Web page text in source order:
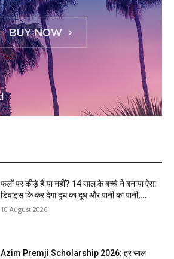
फलों पर कीड़े हैं या नहीं? 14 साल के बच्चे ने बनाया ऐसा
डिवाइस कि कर देगा दूध का दूध और पानी का पानी,...
10 August 2026
Azim Premji Scholarship 2026: हर साल